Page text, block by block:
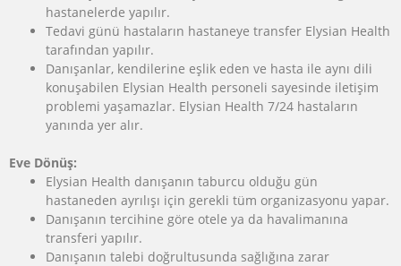
hastanelerde yapılır.
Tedavi günü hastaların hastaneye transfer Elysian Health
tarafından yapılır.
Danışanlar, kendilerine eşlik eden ve hasta ile aynı dili
konuşabilen Elysian Health personeli sayesinde iletişim
problemi yaşamazlar. Elysian Health 7/24 hastaların
yanında yer alır.
Eve Dönüş:
Elysian Health danışanın taburcu olduğu gün
hastaneden ayrılışı için gerekli tüm organizasyonu yapar.
Danışanın tercihine göre otele ya da havalimanına
transferi yapılır.
Danışanın talebi doğrultusunda sağlığına zarar